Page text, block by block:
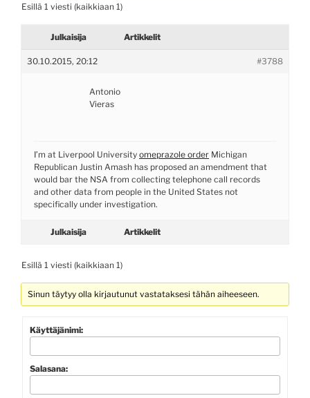
Esillä 1 viesti (kaikkiaan 1)
Julkaisija Artikkelit
30.10.2015, 20:12 #3788
Antonio
Vieras
I’m at Liverpool University omeprazole order Michigan
Republican Justin Amash has proposed an amendment that
would bar the NSA from collecting telephone call records
and other data from people in the United States not
specifically under investigation.
Julkaisija Artikkelit
Esillä 1 viesti (kaikkiaan 1)
Sinun täytyy olla kirjautunut vastataksesi tähän aiheeseen.
Käyttäjänimi:
Salasana: